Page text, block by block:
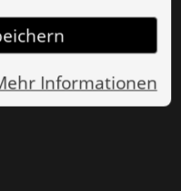
Informationen